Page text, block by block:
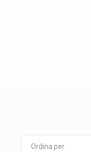
Ordina per